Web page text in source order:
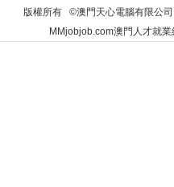
版權所有 ©澳門天心電腦有限公
MMjobjob.com澳門人才就